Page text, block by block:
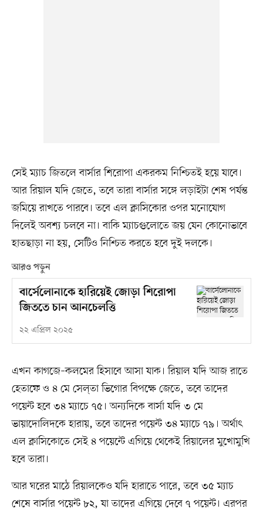
সেই ম্যাচ জিতলে বার্সার শিরোপা একরকম নিশ্চিতই হয়ে যাবে।
আর রিয়াল যদি জেতে, তবে তারা বার্সার সঙ্গে লড়াইটা শেষ পর্যন্ত
জমিয়ে রাখতে পারবে। তবে এল ক্লাসিকোর ওপর মনোযোগ
দিলেই অবশ্য চলবে না। বাকি ম্যাচগুলোতে জয় যেন কোনোভাবে
হাতছাড়া না হয়, সেটিও নিশ্চিত করতে হবে দুই দলকে।
আরও পড়ুন
বার্সেলোনাকে হারিয়েই জোড়া শিরোপা
জিততে চান আনচেলত্তি
২২ এপ্রিল ২০২৫
এখন কাগজে–কলমের হিসাবে আসা যাক। রিয়াল যদি আজ রাতে
হেতাফে ও ৪ মে সেল্তা ভিগোর বিপক্ষে জেতে, তবে তাদের
পয়েন্ট হবে ৩৪ ম্যাচে ৭৫। অন্যদিকে বার্সা যদি ৩ মে
ভায়াদোলিদকে হারায়, তবে তাদের পয়েন্ট ৩৪ ম্যাচে ৭৯। অর্থাৎ
এল ক্লাসিকোতে সেই ৪ পয়েন্টে এগিয়ে থেকেই রিয়ালের মুখোমুখি
হবে তারা।
আর ঘরের মাঠে রিয়ালকেও যদি হারাতে পারে, তবে ৩৫ ম্যাচ
শেষে বার্সার পয়েন্ট ৮২, যা তাদের এগিয়ে দেবে ৭ পয়েন্ট। এরপর